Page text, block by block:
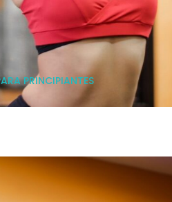
PRINCIPIANTES